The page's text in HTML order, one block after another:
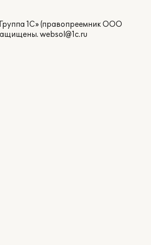
1С» (правопреемник ООО
websol@1c.ru